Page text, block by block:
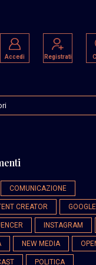
Accedi Registrati
COMUNICAZIONE
CREATOR GOOGLE
INSTAGRAM
NEW MEDIA
POLITICA